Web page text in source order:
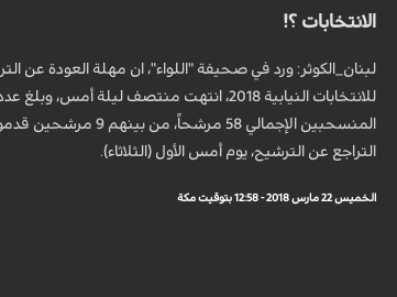
الانتخابات ؟!
لبنان_الكوثر: ورد في صحيفة "اللواء"، ان مهلة العودة عن
للانتخابات النيابية 2018، انتهت منتصف ليلة أمس، وبلغ
المنسحبين الإجمالي 58 مرشحاً، من
التراجع عن الترشيح، يوم أمس الأول (الثلاثاء).
الخميس 22 مارس 2018 - 12:58 بتوقيت مكة